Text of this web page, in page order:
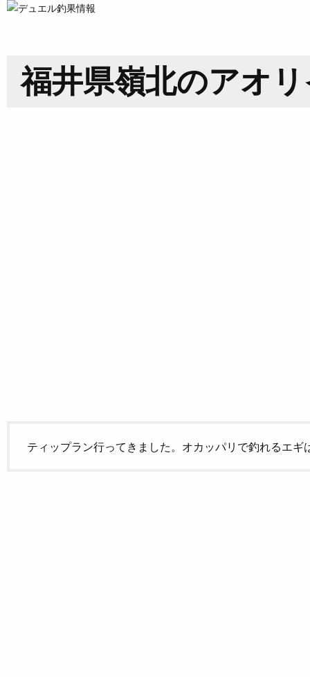
福井県嶺北のアオ
ティップラン行ってきました。オカッパリで釣れるエギ